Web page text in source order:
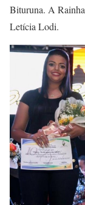
Bituruna. A
Letícia Lodi.